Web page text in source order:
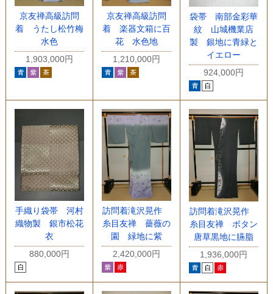
京友禅高級訪問
着 うたし松竹梅
水色
1,903,000円
京友禅高級訪問
着 楽器文箱に百
花 水色地
1,210,000円
袋帯 南部金彩華
紋 山城機業店
製 銀地に青緑と
イエロー
924,000円
手織り袋帯 河村
織物製 銀市松花
衣
880,000円
訪問着滝沢晃作
糸目友禅 薔薇の
園 緑地に紫
2,420,000円
訪問着滝沢晃作
糸目友禅 ボタン
唐草黒地に臙脂
1,936,000円